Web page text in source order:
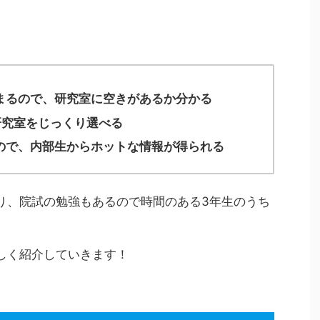
ので、研究室に空きがあるか分かる
室をじっくり選べる
、内部生からホットな情報が得られる
院試の勉強もあるので時間のある3年生のうち
紹介していきます！